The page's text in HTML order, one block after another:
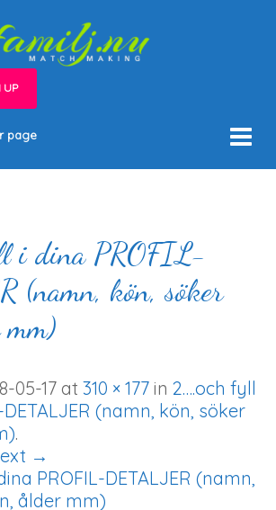
UP
page
i dina PROFIL-
(namn, kön, söker
05-17 at 310 × 177 in 2….och fyll
(namn, kön, söker
.
→